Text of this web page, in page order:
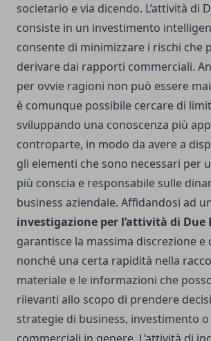
societario e via dicendo. L’attività di
consiste in un investimento
consente di minimizzare i rischi che
derivare dai rapporti commerciali.
per ovvie ragioni non può essere
è comunque possibile cercare di
sviluppando una conoscenza più
controparte, in modo da avere a
gli elementi che sono necessari per
più conscia e responsabile sulle
business aziendale. Affidandosi ad
investigazione per l’attività di Due
garantisce la massima discrezione e
nonché una certa rapidità nella
materiale e le informazioni che
rilevanti allo scopo di prendere
strategie di business, investimento